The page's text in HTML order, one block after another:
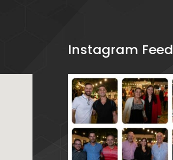
Instagram Feed